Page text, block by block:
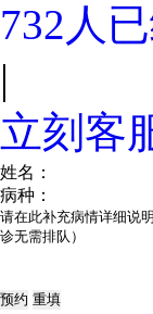
732 人
|
立刻客
姓名：
病种：